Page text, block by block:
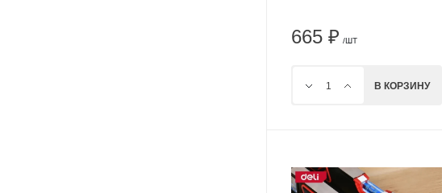
665 ₽ /ШТ
В КОРЗИНУ